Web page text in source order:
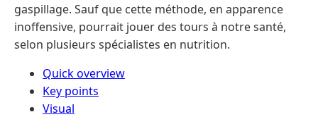
gaspillage. Sauf que cette méthode, en apparence
inoffensive, pourrait jouer des tours à notre santé,
selon plusieurs spécialistes en nutrition.
Quick overview
Key points
Visual